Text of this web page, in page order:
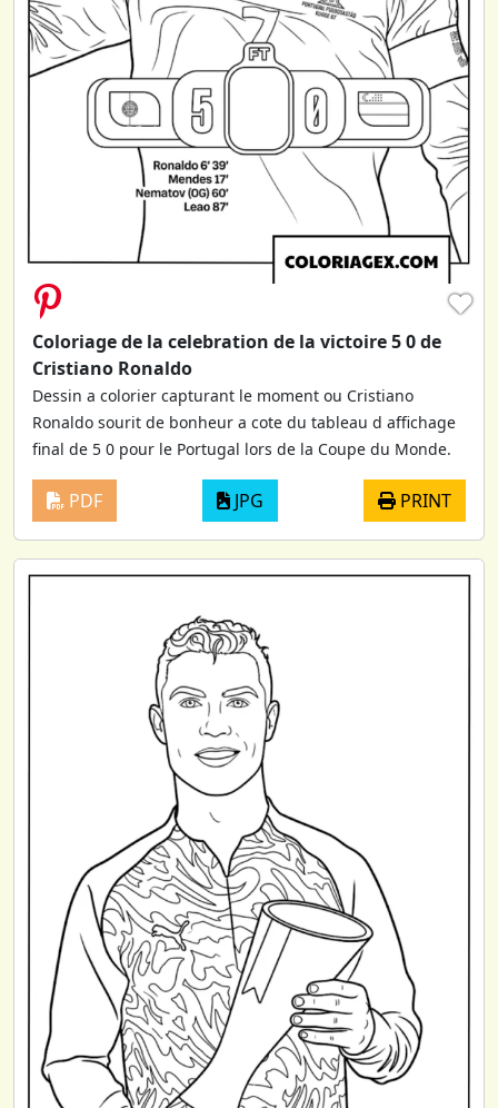
♥
Coloriage de la celebration de la victoire 5 0 de
Cristiano Ronaldo
Dessin a colorier capturant le moment ou Cristiano
Ronaldo sourit de bonheur a cote du tableau d affichage
final de 5 0 pour le Portugal lors de la Coupe du Monde.
PDF JPG PRINT